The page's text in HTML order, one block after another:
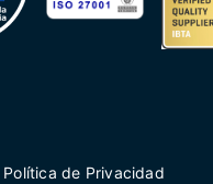
Política de Privacidad